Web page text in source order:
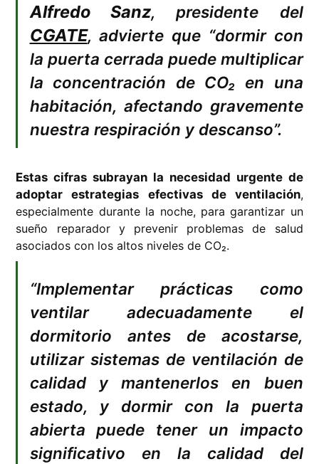
Alfredo Sanz, presidente del
CGATE, advierte que “dormir con
la puerta cerrada puede multiplicar
la concentración de CO₂ en una
habitación, afectando gravemente
nuestra respiración y descanso”.
Estas cifras subrayan la necesidad urgente de
adoptar estrategias efectivas de ventilación,
especialmente durante la noche, para garantizar un
sueño reparador y prevenir problemas de salud
asociados con los altos niveles de CO₂.
“Implementar prácticas como
ventilar adecuadamente el
dormitorio antes de acostarse,
utilizar sistemas de ventilación de
calidad y mantenerlos en buen
estado, y dormir con la puerta
abierta puede tener un impacto
significativo en la calidad del